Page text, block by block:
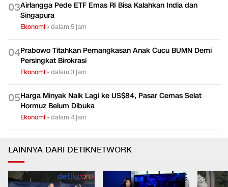
03Airlangga Pede ETF Emas RI Bisa Kalahkan India dan
Singapura
Ekonomi •dalam 5 jam
04Prabowo Titahkan Pemangkasan Anak Cucu BUMN Demi
Persingkat Birokrasi
Ekonomi •dalam 3 jam
05Harga Minyak Naik Lagi ke US$84, Pasar Cemas Selat
Hormuz Belum Dibuka
Ekonomi •dalam 4 jam
LAINNYA DARI DETIKNETWORK